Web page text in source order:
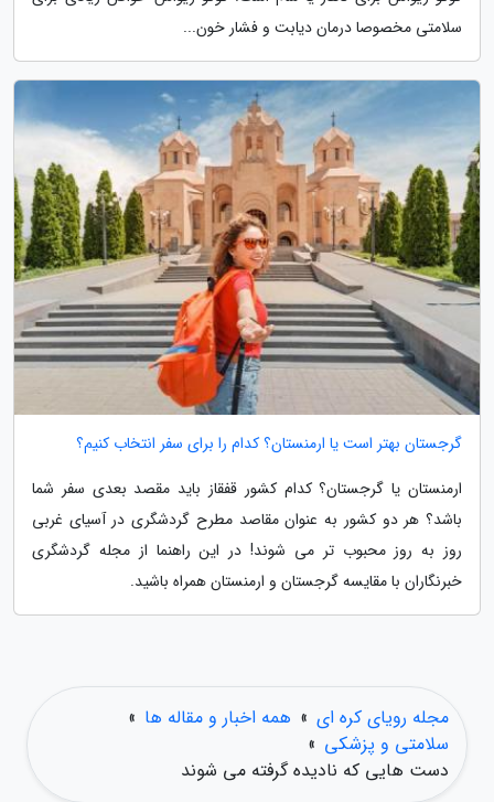
سلامتی مخصوصا درمان دیابت و فشار خون...
گرجستان بهتر است یا ارمنستان؟ کدام را برای سفر انتخاب کنیم؟
ارمنستان یا گرجستان؟ کدام کشور قفقاز باید مقصد بعدی سفر شما
باشد؟ هر دو کشور به عنوان مقاصد مطرح گردشگری در آسیای غربی
روز به روز محبوب تر می شوند! در این راهنما از مجله گردشگری
خبرنگاران با مقایسه گرجستان و ارمنستان همراه باشید.
مجله رویای کره ای » همه اخبار و مقاله ها »
سلامتی و پزشکی »
دست هایی که نادیده گرفته می شوند